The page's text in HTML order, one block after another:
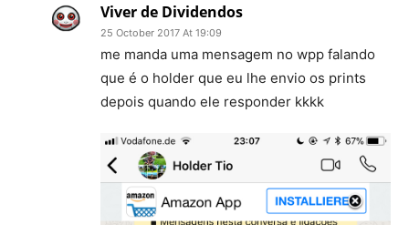
Viver de Dividendos
25 October 2017 At 19:09
me manda uma mensagem no wpp falando
que é o holder que eu lhe envio os prints
depois quando ele responder kkkk